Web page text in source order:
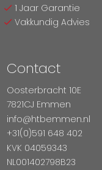
1 Jaar Garantie
Vakkundig Advies
Contact
Oosterbracht 10E
7821CJ Emmen
info@htbemmen.nl
+31(0)591 648 402
KVK 04059343
NL001402798B23